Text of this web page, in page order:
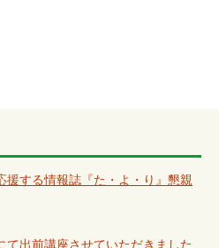
援する情報誌『た・よ・り』懇親
て出前講座させていただきました